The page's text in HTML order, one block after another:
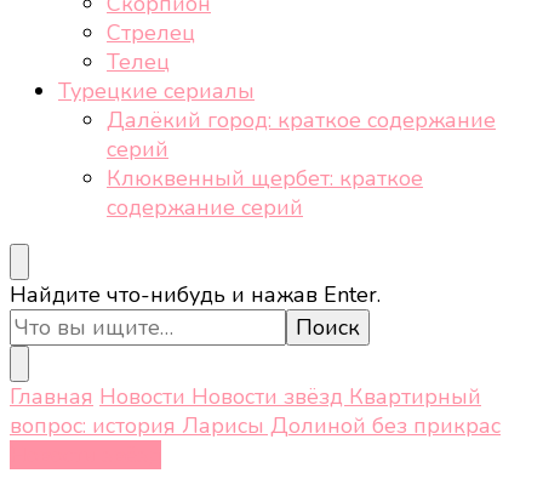
Стрелец
Телец
Турецкие сериалы
Далёкий город: краткое содержание
серий
Клюквенный щербет: краткое
содержание серий
Ищите
что-
то?
Найдите что-нибудь и нажав Enter.
Главная Новости Новости звёзд Квартирный
вопрос: история Ларисы Долиной без прикрас